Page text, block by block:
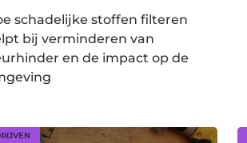
schadelijke stoffen filteren
bij verminderen van
en de impact op de